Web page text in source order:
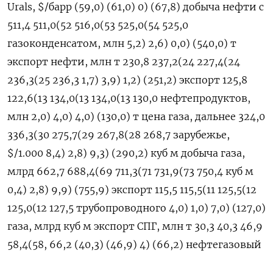
Urals, $/барр (59,0) (61,0) 0) (67,8) добыча нефти с
511,4 511,0(52 516,0(53 525,0(54 525,0
газоконденсатом, млн 5,2) 2,6) 0,0) (540,0) т
экспорт нефти, млн т 230,8 237,2(24 227,4(24
236,3(25 236,3 1,7) 3,9) 1,2) (251,2) экспорт 125,8
122,6(13 134,0(13 134,0(13 130,0 нефтепродуктов,
млн 2,0) 4,0) 4,0) (130,0) т цена газа, дальнее 324,0
336,3(30 275,7(29 267,8(28 268,7 зарубежье,
$/1.000 8,4) 2,8) 9,3) (290,2) куб ​м добыча газа,
млрд 662,7 688,4(69 711,3(71 731,9(73 750,4 куб м
0,4) 2,8) 9,9) (755,9) экспорт 115,5 115,5(11 125,5(12
125,0(12 127,5 трубопроводного 4,0) 1,0) 7,0) (127,0)
газа, млрд куб м экспорт СПГ, млн ‌т 30,3 40,3 46,9
58,4(58, 66,2 (40,3) (46,9) 4) (66,2) нефтегазовый